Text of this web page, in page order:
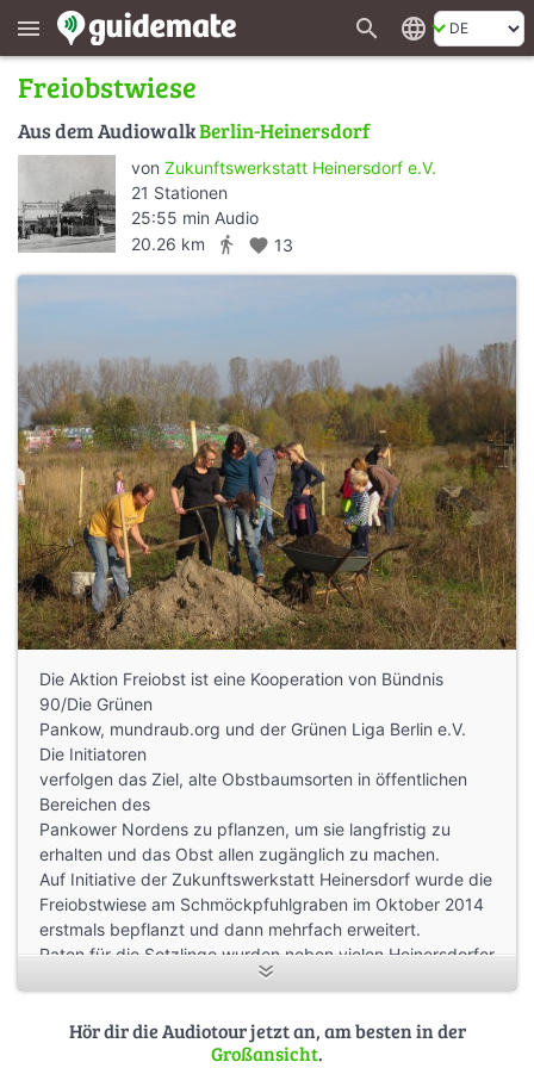
menu search language
Freiobstwiese
Aus dem AudiowalkBerlin-Heinersdorf
von Zukunftswerkstatt Heinersdorf e.V.
21 Stationen
25:55 min Audio
20.26 km
directions_walk favorite 13
Die Aktion Freiobst ist eine Kooperation von Bündnis
90/Die Grünen
Pankow, mundraub.org und der Grünen Liga Berlin e.V.
Die Initiatoren
verfolgen das Ziel, alte Obstbaumsorten in öffentlichen
Bereichen des
Pankower Nordens zu pflanzen, um sie langfristig zu
erhalten und das Obst allen zugänglich zu machen.
Auf Initiative der Zukunftswerkstatt Heinersdorf wurde die
Freiobstwiese am Schmöckpfuhlgraben im Oktober 2014
erstmals bepflanzt und dann mehrfach erweitert.
Paten für die Setzlinge wurden neben vielen Heinersdorfer
Privatpersonen die Ahmadyya Gemeinde, der Thai
Zukunftswerkstatt Heinersdorf und führende Politiker aus
Bezirk, Berliner Senat und Bundestag.
Hör dir die Audiotour jetzt an, am besten in der
Großansicht.